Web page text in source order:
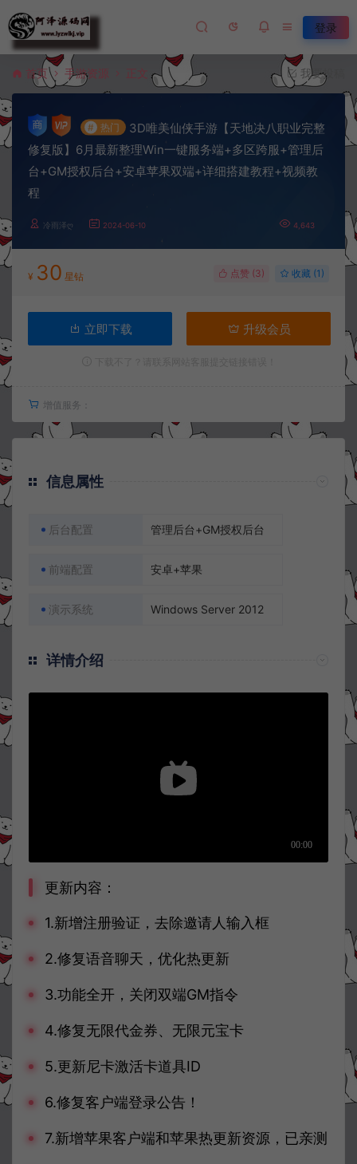
登录
首页 手游资源 正文 我要投稿
# 热门
3D唯美仙侠手游【天地决八职业完整
修复版】6月最新整理Win一键服务端+多区跨服+管理后
台+GM授权后台+安卓苹果双端+详细搭建教程+视频教
程
冷雨泽ღ 2024-06-10 4,643
¥ 30 星钻 点赞 (3) 收藏 (1)
立即下载 升级会员
增值服务：
信息属性
后台配置 管理后台+GM授权后台
前端配置 安卓+苹果
演示系统 Windows Server 2012
详情介绍
更新内容：
1.新增注册验证，去除邀请人输入框
2.修复语音聊天，优化热更新
3.功能全开，关闭双端GM指令
4.修复无限代金券、无限元宝卡
5.更新尼卡激活卡道具ID
6.修复客户端登录公告！
7.新增苹果客户端和苹果热更新资源，已亲测